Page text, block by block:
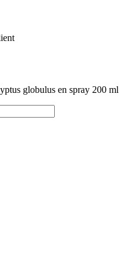
globulus en spray 200 ml